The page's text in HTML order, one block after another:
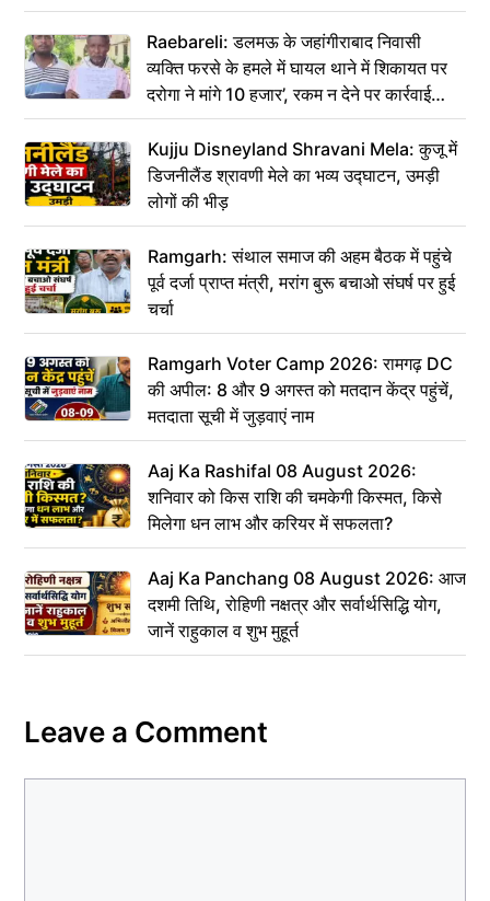
Raebareli: डलमऊ के जहांगीराबाद निवासी
व्यक्ति फरसे के हमले में घायल थाने में शिकायत पर
दरोगा ने मांगे 10 हजार’, रकम न देने पर कार्रवाई
ठंडी!
Kujju Disneyland Shravani Mela: कुजू में
डिजनीलैंड श्रावणी मेले का भव्य उद्घाटन, उमड़ी
लोगों की भीड़
Ramgarh: संथाल समाज की अहम बैठक में पहुंचे
पूर्व दर्जा प्राप्त मंत्री, मरांग बुरू बचाओ संघर्ष पर हुई
चर्चा
Ramgarh Voter Camp 2026: रामगढ़ DC
की अपील: 8 और 9 अगस्त को मतदान केंद्र पहुंचें,
मतदाता सूची में जुड़वाएं नाम
Aaj Ka Rashifal 08 August 2026:
शनिवार को किस राशि की चमकेगी किस्मत, किसे
मिलेगा धन लाभ और करियर में सफलता?
Aaj Ka Panchang 08 August 2026: आज
दशमी तिथि, रोहिणी नक्षत्र और सर्वार्थसिद्धि योग,
जानें राहुकाल व शुभ मुहूर्त
Leave a Comment